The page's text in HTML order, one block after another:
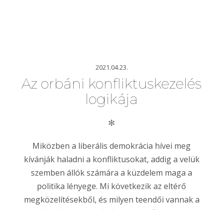
2021.04.23.
Az orbáni konfliktuskezelés
logikája
✻
Miközben a liberális demokrácia hívei meg
kívánják haladni a konfliktusokat, addig a velük
szemben állók számára a küzdelem maga a
politika lényege. Mi következik az eltérő
megközelítésekből, és milyen teendői vannak a